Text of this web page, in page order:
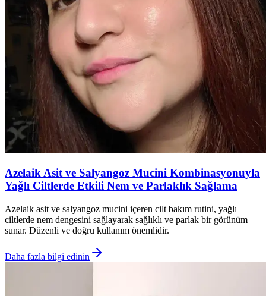
Azelaik Asit ve Salyangoz Mucini Kombinasyonuyla
Yağlı Ciltlerde Etkili Nem ve Parlaklık Sağlama
Azelaik asit ve salyangoz mucini içeren cilt bakım rutini, yağlı
ciltlerde nem dengesini sağlayarak sağlıklı ve parlak bir görünüm
sunar. Düzenli ve doğru kullanım önemlidir.
Daha fazla bilgi edinin